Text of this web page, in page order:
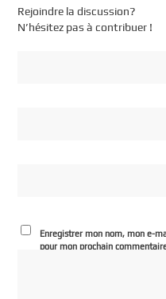
Rejoindre la discussion?
N’hésitez pas à contribuer !
Enregistrer mon nom, mon e-
pour mon prochain